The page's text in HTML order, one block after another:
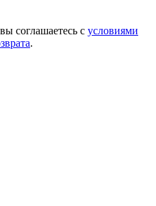
соглашаетесь с условиями
.